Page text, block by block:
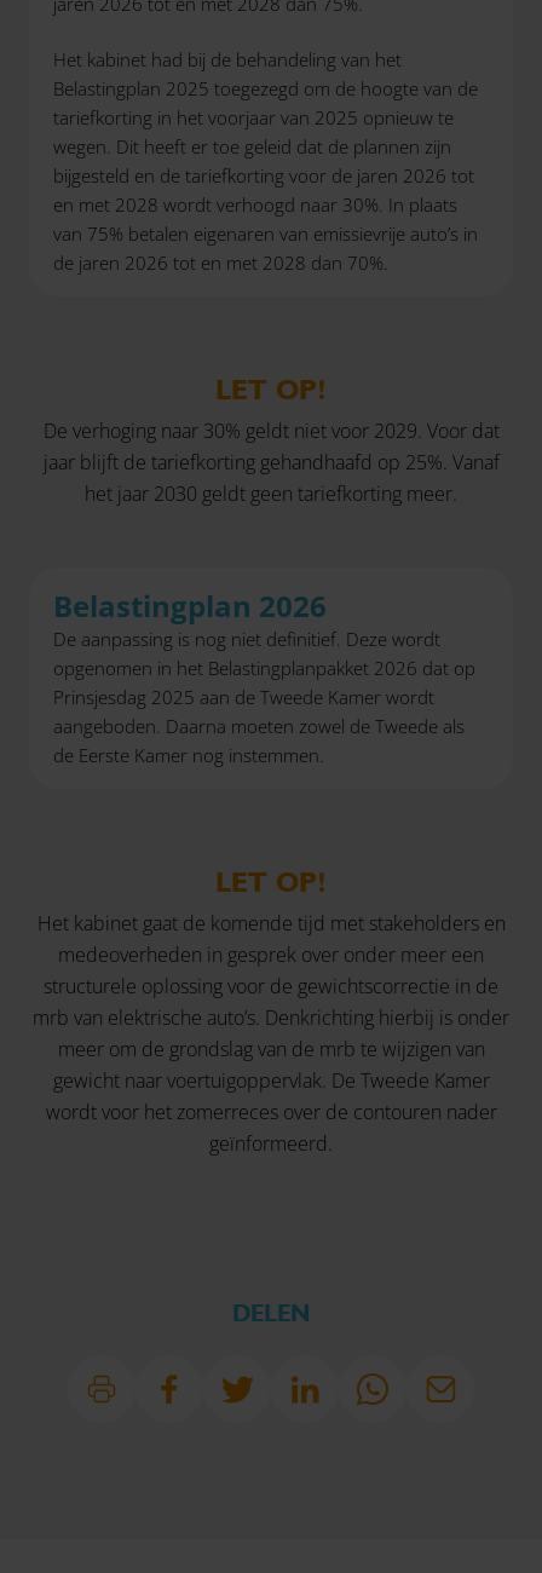
Het kabinet had bij de behandeling van het
Belastingplan 2025 toegezegd om de hoogte van de
tariefkorting in het voorjaar van 2025 opnieuw te
wegen. Dit heeft er toe geleid dat de plannen zijn
bijgesteld en de tariefkorting voor de jaren 2026 tot
en met 2028 wordt verhoogd naar 30%. In plaats
van 75% betalen eigenaren van emissievrije auto’s in
de jaren 2026 tot en met 2028 dan 70%.
LET OP!
De verhoging naar 30% geldt niet voor 2029. Voor dat
jaar blijft de tariefkorting gehandhaafd op 25%. Vanaf
het jaar 2030 geldt geen tariefkorting meer.
Belastingplan 2026
De aanpassing is nog niet definitief. Deze wordt
opgenomen in het Belastingplanpakket 2026 dat op
Prinsjesdag 2025 aan de Tweede Kamer wordt
aangeboden. Daarna moeten zowel de Tweede als
de Eerste Kamer nog instemmen.
LET OP!
Het kabinet gaat de komende tijd met stakeholders en
medeoverheden in gesprek over onder meer een
structurele oplossing voor de gewichtscorrectie in de
mrb van elektrische auto’s. Denkrichting hierbij is onder
meer om de grondslag van de mrb te wijzigen van
gewicht naar voertuigoppervlak. De Tweede Kamer
wordt voor het zomerreces over de contouren nader
geïnformeerd.
DELEN